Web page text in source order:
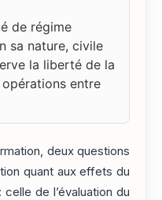
de régime
sa nature, civile
la liberté de la
entre
deux questions
quant aux effets du
de l’évaluation du